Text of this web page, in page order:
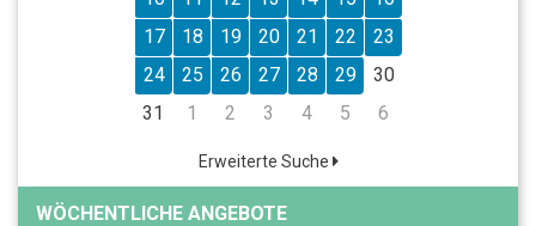
17
18 19 20 21 22
23
24
25 26 27 28 29
30
31
1 2 3 4 5 6
Erweiterte Suche
WÖCHENTLICHE ANGEBOTE